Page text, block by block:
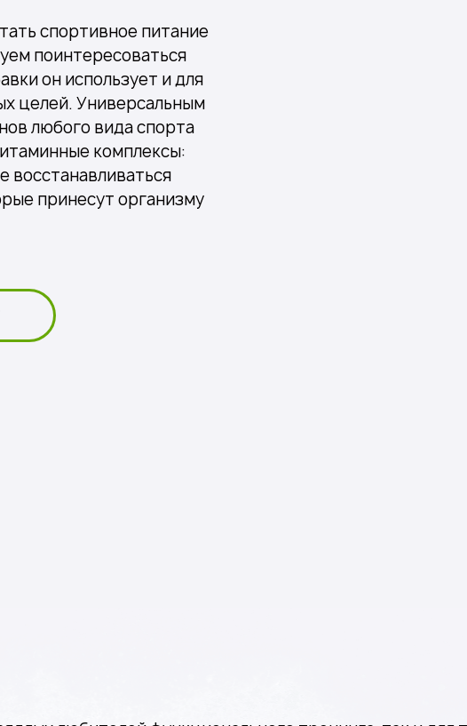
спортивное питание
поинтересоваться
он использует и для
целей. Универсальным
любого вида спорта
комплексы:
восстанавливаться
принесут организму